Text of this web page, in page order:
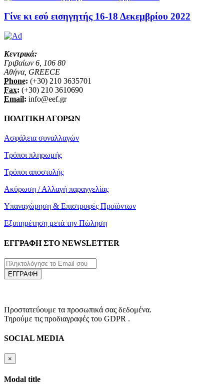
Γίνε κι εσύ εισηγητής 16-18 Δεκεμβρίου 2022
Κεντρικά:
Γριβαίων 6, 106 80
Αθήνα, GREECE
Phone: (+30) 210 3635701
Fax: (+30) 210 3610690
Email: info@eef.gr
ΠΟΛΙΤΙΚΗ ΑΓΟΡΩΝ
Ασφάλεια συναλλαγών
Τρόποι πληρωμής
Τρόποι αποστολής
Ακύρωση / Αλλαγή παραγγελίας
Υπαναχώρηση & Επιστροφές Προϊόντων
Εξυπηρέτηση μετά την Πώληση
ΕΓΓΡΑΦΗ ΣΤΟ NEWSLETTER
ΕΓΓΡΑΦΗ
Προστατεύουμε τα προσωπικά σας δεδομένα.
Τηρούμε τις προδιαγραφές του GDPR .
SOCIAL MEDIA
×
Modal title